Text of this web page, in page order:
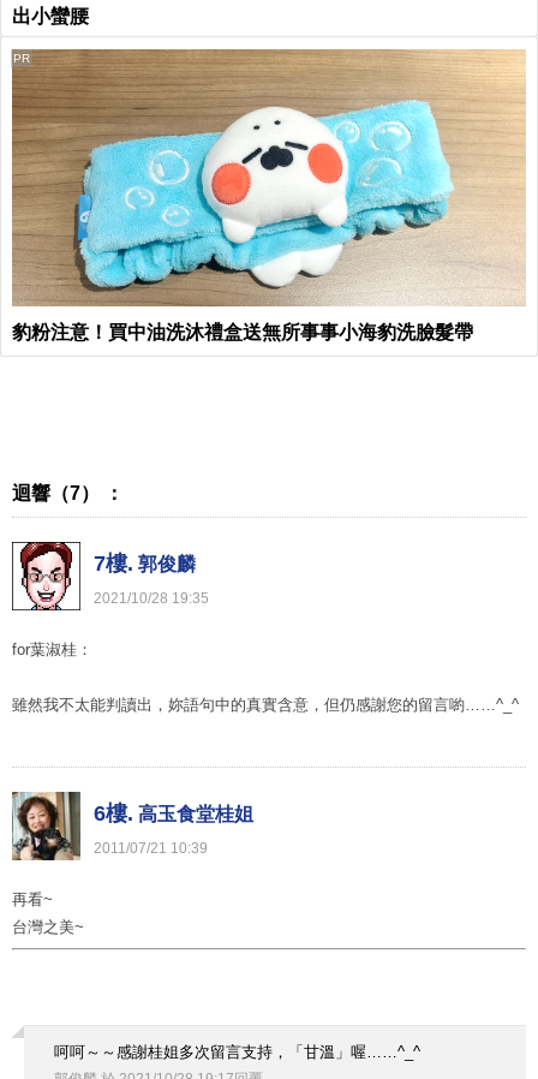
出小蠻腰
豹粉注意！買中油洗沐禮盒送無所事事小海豹洗臉髮帶
PR
迴響（7） ：
7樓. 郭俊麟
2021/10/28 19:35
for葉淑桂：
雖然我不太能判讀出，妳語句中的真實含意，但仍感謝您的留言喲……^_^
6樓. 高玉食堂桂姐
2011/07/21 10:39
再看~
台灣之美~
呵呵～～感謝桂姐多次留言支持，「甘溫」喔……^_^